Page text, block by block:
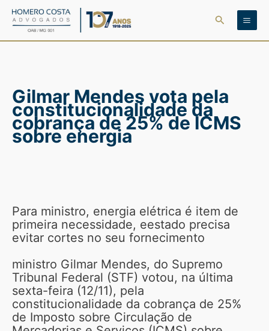
para
Pesquisar
Gilmar Mendes vota pela
constitucionalidade da
cobrança de 25% de ICMS
sobre energia
Para ministro, energia elétrica é item de
primeira necessidade, eestado precisa
evitar cortes no seu fornecimento
ministro Gilmar Mendes, do Supremo
Tribunal Federal (STF) votou, na última
sexta-feira (12/11), pela
constitucionalidade da cobrança de 25%
de Imposto sobre Circulação de